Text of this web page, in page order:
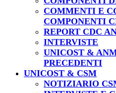
COMMENTI E
COMPONENTI
REPORT CDC
INTERVISTE
UNICOST &
PRECEDENTI
UNICOST & CSM
NOTIZIARIO